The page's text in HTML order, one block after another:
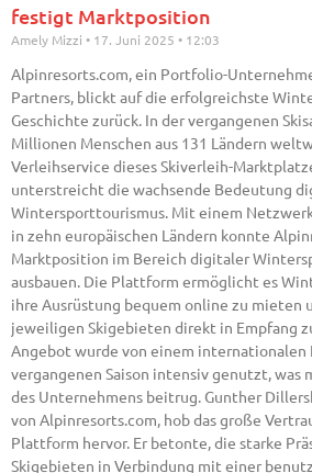
festigt Marktposition
Amely Mizzi 17. Juni 2025 12:03
Alpinresorts.com, ein Portfolio-
Partners, blickt auf die erfolgreichste
Geschichte zurück. In der vergangenen
Millionen Menschen aus 131 Ländern
Verleihservice dieses Skiverleih-
unterstreicht die wachsende Bedeutung
Wintersporttourismus. Mit einem
in zehn europäischen Ländern konnte
Marktposition im Bereich digitaler
ausbauen. Die Plattform ermöglicht es
ihre Ausrüstung bequem online zu mieten
jeweiligen Skigebieten direkt in Empfang
Angebot wurde von einem internationalen
vergangenen Saison intensiv genutzt, was
des Unternehmens beitrug. Gunther
von Alpinresorts.com, hob das große
Plattform hervor. Er betonte, die starke
Skigebieten in Verbindung mit einer